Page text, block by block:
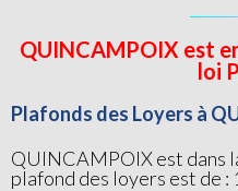
QUINCAMPOIX est
loi
Plafonds des Loyers à
QUINCAMPOIX est dans
plafond des loyers est de :